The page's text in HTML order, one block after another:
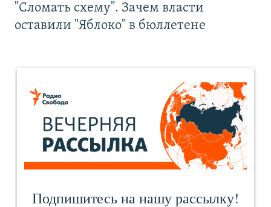
"Сломать схему". Зачем власти
оставили "Яблоко" в бюллетене